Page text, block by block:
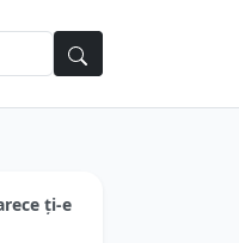
ţi-e